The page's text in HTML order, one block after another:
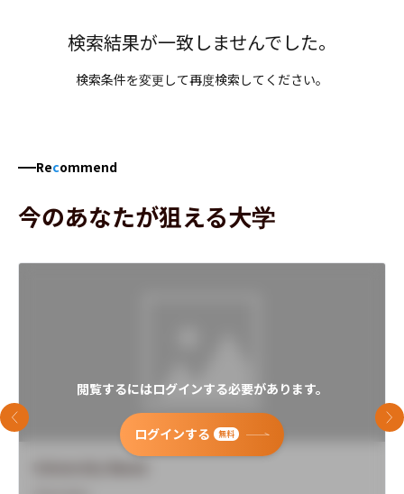
検索結果が一致しませんでした。
検索条件を変更して再度検索してください。
Recommend
今のあなたが狙える大学
閲覧するにはログインする必要があります。
ログインする 無料
前のスライド 次